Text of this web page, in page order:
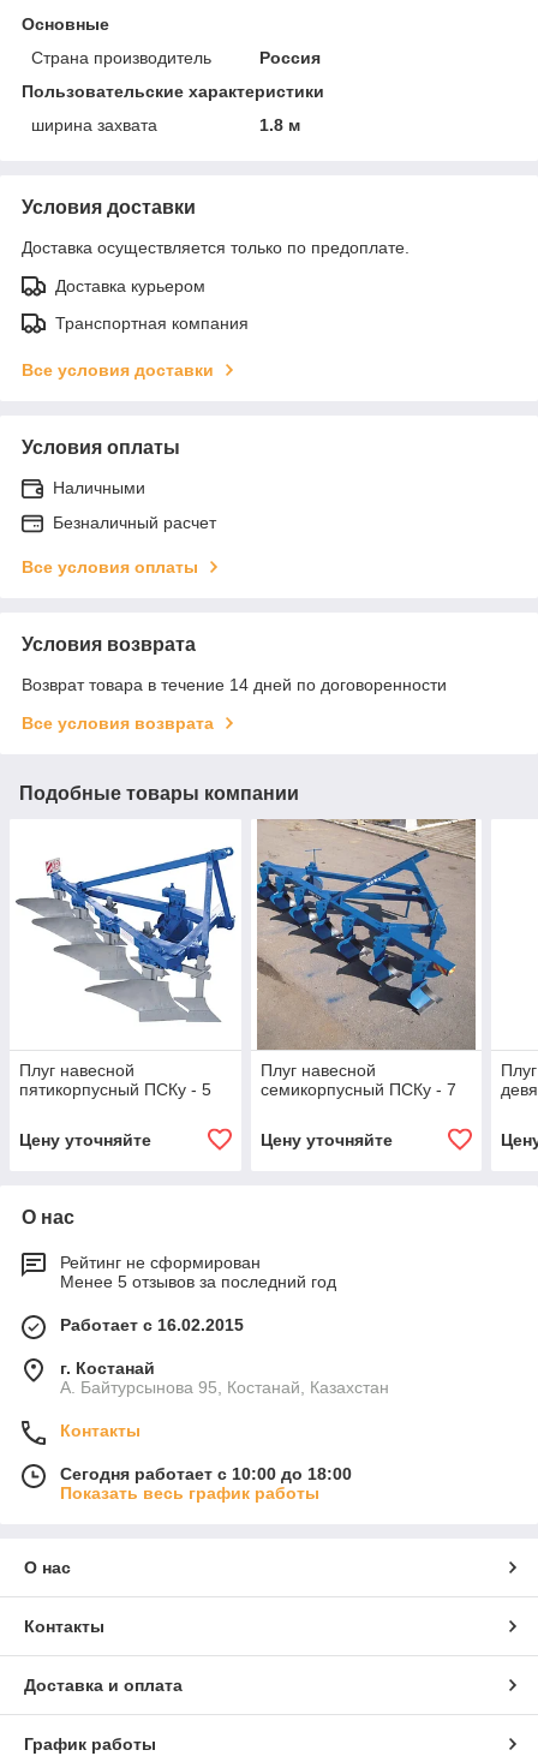
Основные
Страна производитель
Россия
Пользовательские характеристики
ширина захвата
1.8 м
Условия доставки
Доставка осуществляется только по предоплате.
Доставка курьером
Транспортная компания
Все условия доставки
Условия оплаты
Наличными
Безналичный расчет
Все условия оплаты
Условия возврата
Возврат товара в течение 14 дней по договоренности
Все условия возврата
Подобные товары компании
Плуг навесной
пятикорпусный ПСКу - 5
Цену уточняйте
Плуг навесной
семикорпусный ПСКу - 7
Цену уточняйте
О нас
Рейтинг не сформирован
Менее 5 отзывов за последний год
Работает с 16.02.2015
г. Костанай
А. Байтурсынова 95, Костанай, Казахстан
Контакты
Сегодня работает с 10:00 до 18:00
Показать весь график работы
О нас
Контакты
Доставка и оплата
График работы